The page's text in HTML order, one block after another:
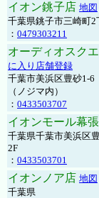
イオン銚子店 地図
千葉県銚子市三崎町2
： 0479303211
オーディオスク
に入り店舗登録
千葉市美浜区豊砂1-
（ノジマ内）
： 0433503707
イオンモール幕
千葉県千葉市美浜区
2F
： 0433503701
イオンノア店 地図
千葉県